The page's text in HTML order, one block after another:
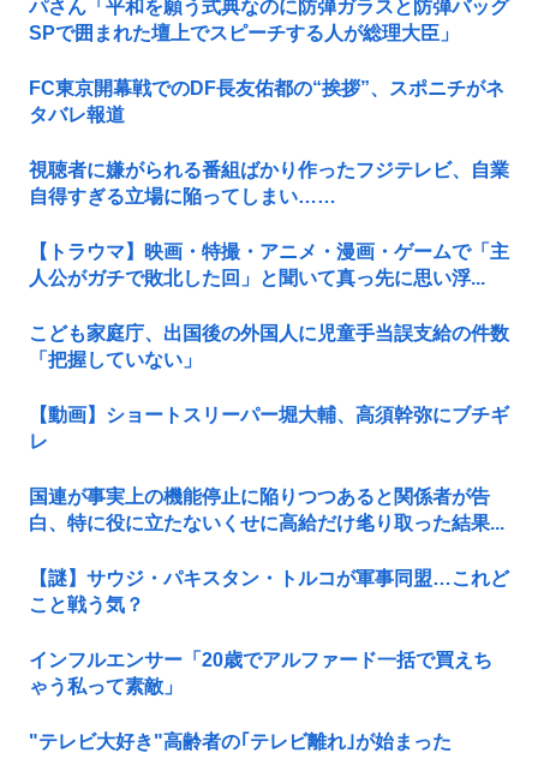
パさん「平和を願う式典なのに防弾ガラスと防弾バッグ
SPで囲まれた壇上でスピーチする人が総理大臣」
FC東京開幕戦でのDF長友佑都の“挨拶”、スポニチがネ
タバレ報道
視聴者に嫌がられる番組ばかり作ったフジテレビ、自業
自得すぎる立場に陥ってしまい……
【トラウマ】映画・特撮・アニメ・漫画・ゲームで「主
人公がガチで敗北した回」と聞いて真っ先に思い浮...
こども家庭庁、出国後の外国人に児童手当誤支給の件数
「把握していない」
【動画】ショートスリーパー堀大輔、高須幹弥にブチギ
レ
国連が事実上の機能停止に陥りつつあると関係者が告
白、特に役に立たないくせに高給だけ毟り取った結果...
【謎】サウジ・パキスタン・トルコが軍事同盟…これど
こと戦う気？
インフルエンサー「20歳でアルファード一括で買えち
ゃう私って素敵」
"テレビ大好き"高齢者の｢テレビ離れ｣が始まった